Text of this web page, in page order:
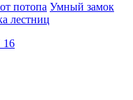
потопа Умный замок
лестниц
16